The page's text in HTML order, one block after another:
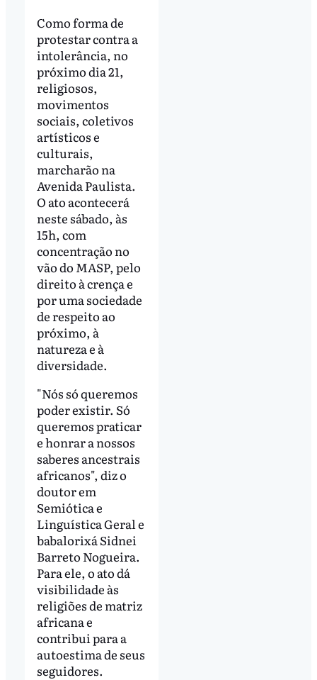
Como forma de
protestar contra a
intolerância, no
próximo dia 21,
religiosos,
movimentos
sociais, coletivos
artísticos e
culturais,
marcharão na
Avenida Paulista.
O ato acontecerá
neste sábado, às
15h, com
concentração no
vão do MASP, pelo
direito à crença e
por uma sociedade
de respeito ao
próximo, à
natureza e à
diversidade.
"Nós só queremos
poder existir. Só
queremos praticar
e honrar a nossos
saberes ancestrais
africanos", diz o
doutor em
Semiótica e
Linguística Geral e
babalorixá Sidnei
Barreto Nogueira.
Para ele, o ato dá
visibilidade às
religiões de matriz
africana e
contribui para a
autoestima de seus
seguidores.